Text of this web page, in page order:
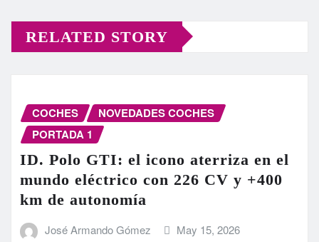
RELATED STORY
COCHES
NOVEDADES COCHES
PORTADA 1
ID. Polo GTI: el icono aterriza en el
mundo eléctrico con 226 CV y +400
km de autonomía
José Armando Gómez May 15, 2026